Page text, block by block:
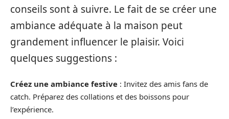
conseils sont à suivre. Le fait de se créer une
ambiance adéquate à la maison peut
grandement influencer le plaisir. Voici
quelques suggestions :
Créez une ambiance festive : Invitez des amis fans de
catch. Préparez des collations et des boissons pour
l’expérience.